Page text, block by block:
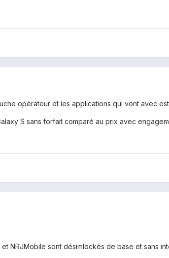
opérateur et les applications qui vont avec
S sans forfait comparé au prix avec
NRJMobile sont désimlockés de base et sans